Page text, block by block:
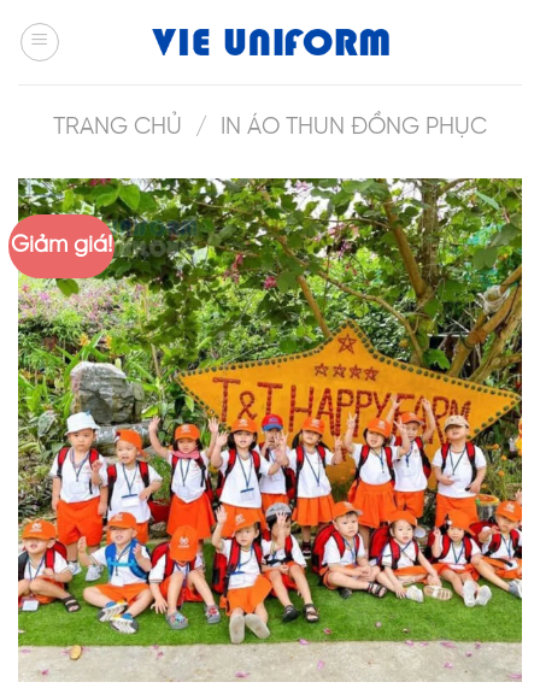
TRANG CHỦ / IN ÁO THUN ĐỒNG PHỤC
Giảm giá!